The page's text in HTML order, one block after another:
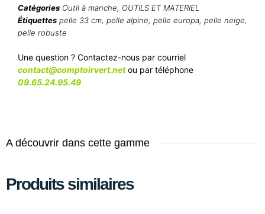
Catégories Outil à manche, OUTILS ET MATERIEL
Étiquettes pelle 33 cm, pelle alpine, pelle europa, pelle neige,
pelle robuste
Une question ? Contactez-nous par courriel
contact@comptoirvert.netou par téléphone
09.65.24.95.49
A découvrir dans cette gamme
Produits similaires